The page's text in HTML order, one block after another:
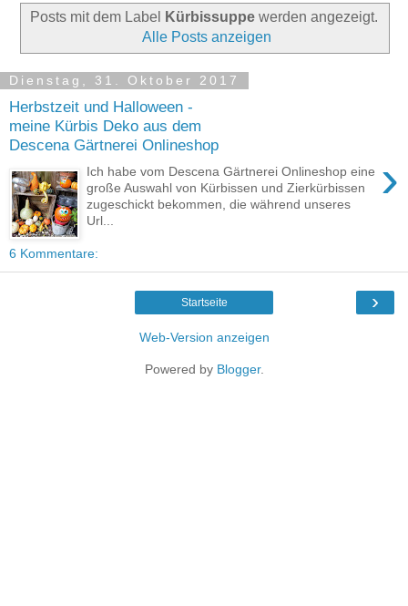
Posts mit dem Label Kürbissuppe werden angezeigt.
Alle Posts anzeigen
Dienstag, 31. Oktober 2017
Herbstzeit und Halloween -
meine Kürbis Deko aus dem
Descena Gärtnerei Onlineshop
›
Ich habe vom Descena Gärtnerei Onlineshop eine
große Auswahl von Kürbissen und Zierkürbissen
zugeschickt bekommen, die während unseres
Url...
6 Kommentare:
›
Startseite
Web-Version anzeigen
Powered by Blogger.